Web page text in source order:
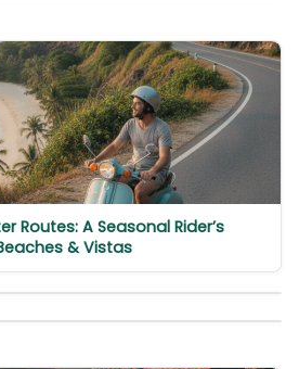
Routes: A Seasonal Rider’s
& Vistas